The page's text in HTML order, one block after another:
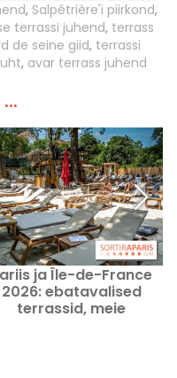
, Salpêtrière'i piirkond,
terrassi juhend, terrass
de seine giid, terrassi
, avar terrass juhend
ja Île-de-France
2026: ebatavalised
terrassid, meie